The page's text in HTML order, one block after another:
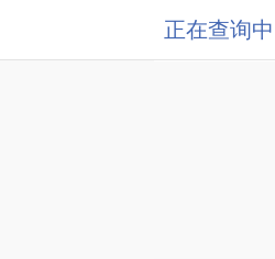
正在查询中